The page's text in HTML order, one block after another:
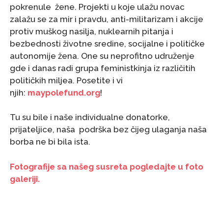
pokrenule žene. Projekti u koje ulažu novac
zalažu se za mir i pravdu, anti-militarizam i akcije
protiv muškog nasilja, nuklearnih pitanja i
bezbednosti životne sredine, socijalne i političke
autonomije žena. One su neprofitno udruženje
gde i danas radi grupa feministkinja iz različitih
političkih miljea. Posetite i vi
njih: maypolefund.org!
Tu su bile i naše individualne donatorke,
prijateljice, naša podrška bez čijeg ulaganja naša
borba ne bi bila ista.
Fotografije sa našeg susreta pogledajte u foto
galeriji.